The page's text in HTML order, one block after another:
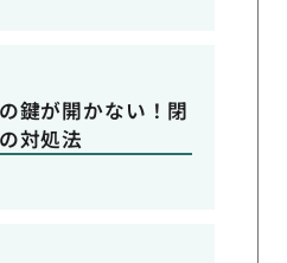
鍵が開かない！閉
対処法